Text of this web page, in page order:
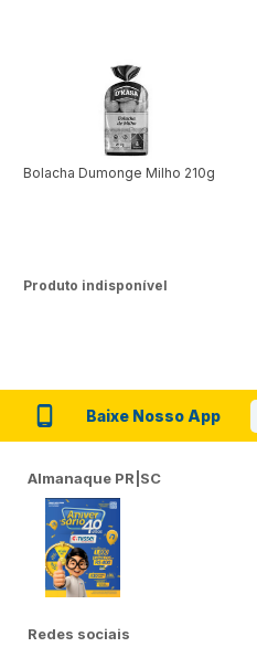
Bolacha Dumonge Milho 210g
Produto indisponível
Baixe Nosso App
Almanaque PR|SC
Redes sociais